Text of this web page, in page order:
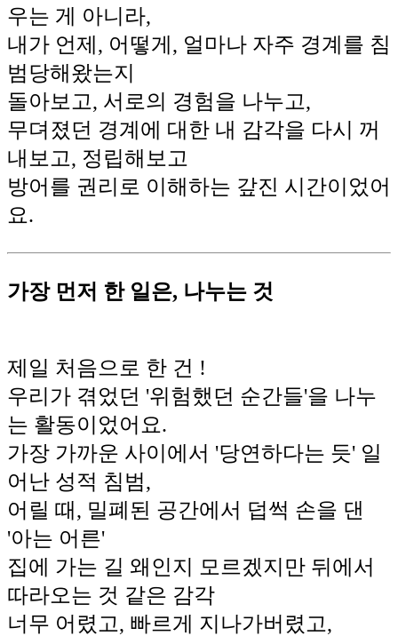
우는 게 아니라,
내가 언제, 어떻게, 얼마나 자주 경계를 침
범당해왔는지
돌아보고, 서로의 경험을 나누고,
무뎌졌던 경계에 대한 내 감각을 다시 꺼
내보고, 정립해보고
방어를 권리로 이해하는 갚진 시간이었어
요.
가장 먼저 한 일은, 나누는 것
제일 처음으로 한 건 !
우리가 겪었던 '위험했던 순간들'을 나누
는 활동이었어요.
가장 가까운 사이에서 '당연하다는 듯' 일
어난 성적 침범,
어릴 때, 밀폐된 공간에서 덥썩 손을 댄
'아는 어른'
집에 가는 길 왜인지 모르겠지만 뒤에서
따라오는 것 같은 감각
너무 어렸고, 빠르게 지나가버렸고,